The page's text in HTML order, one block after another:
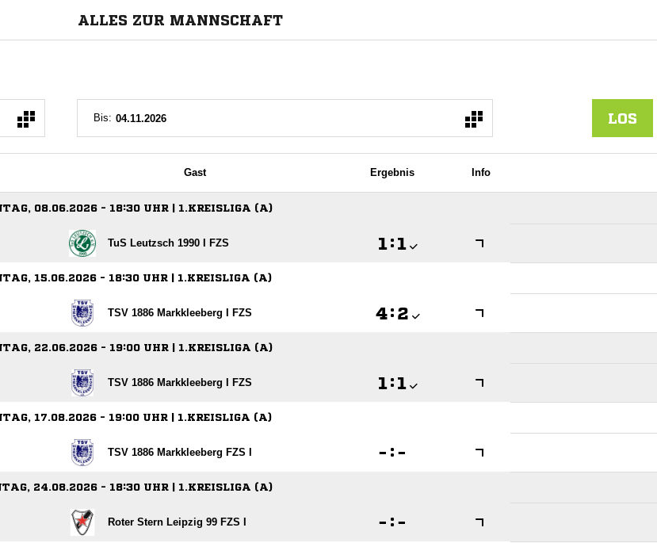
ALLES ZUR MANNSCHAFT
Bis: LOS
Gast Ergebnis Info
08.06.2026 - 18:30 UHR | 1.KREISLIGA (A)
TuS Leutzsch 1990 I FZS : 
15.06.2026 - 18:30 UHR | 1.KREISLIGA (A)
TSV 1886 Markkleeberg I FZS : 
22.06.2026 - 19:00 UHR | 1.KREISLIGA (A)
TSV 1886 Markkleeberg I FZS : 
17.08.2026 - 19:00 UHR | 1.KREISLIGA (A)
TSV 1886 Markkleeberg FZS I  : 
24.08.2026 - 18:30 UHR | 1.KREISLIGA (A)
Roter Stern Leipzig 99 FZS I  : 